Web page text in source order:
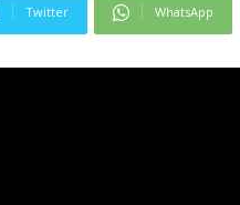
Twitter WhatsApp